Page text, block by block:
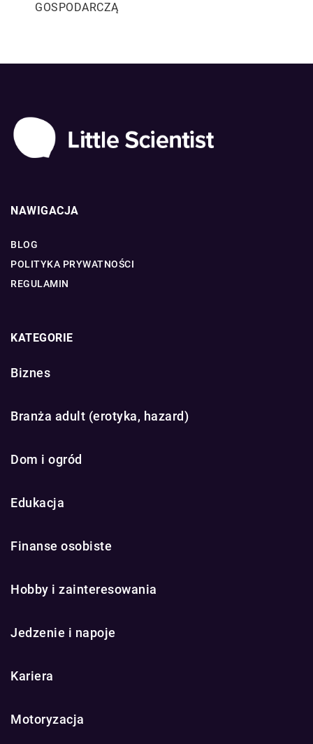
GOSPODARCZĄ
NAWIGACJA
BLOG
POLITYKA PRYWATNOŚCI
REGULAMIN
KATEGORIE
Biznes
Branża adult (erotyka, hazard)
Dom i ogród
Edukacja
Finanse osobiste
Hobby i zainteresowania
Jedzenie i napoje
Kariera
Motoryzacja